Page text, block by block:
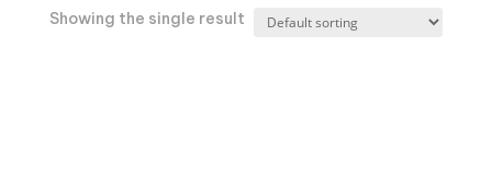
Showing the single result